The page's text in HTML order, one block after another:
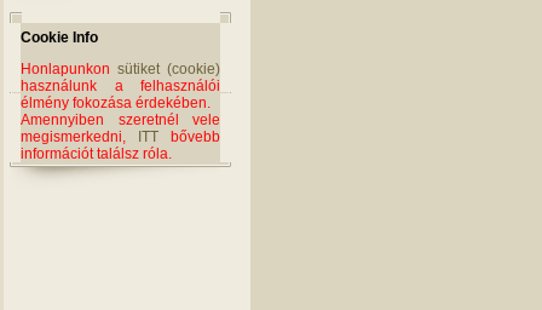
Cookie Info
Honlapunkon sütiket (cookie)
használunk a felhasználói
élmény fokozása érdekében.
Amennyiben szeretnél vele
megismerkedni,
ITT bővebb
információt találsz róla.